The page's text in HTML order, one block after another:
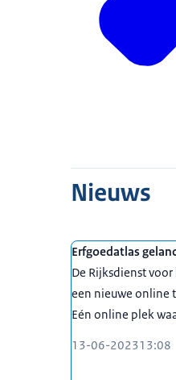
Nieuws
Erfgoedatlas
De Rijksdienst
een nieuwe online
Eén online plek
13-06-202313:08